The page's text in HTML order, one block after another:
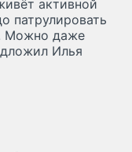
активной
патрулировать
Можно даже
Илья